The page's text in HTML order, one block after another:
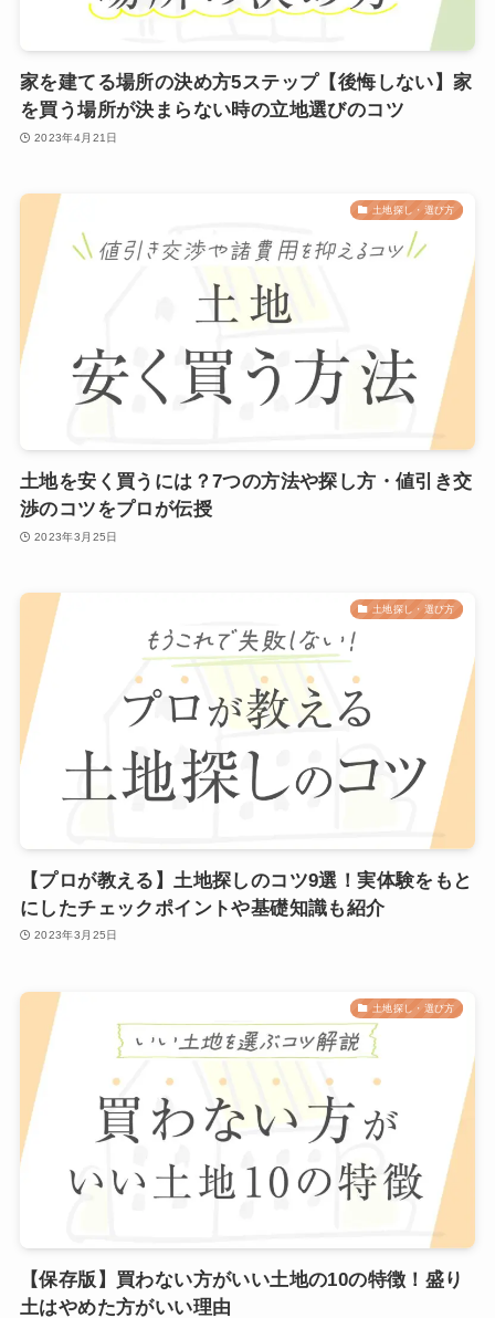
家を建てる場所の決め方5ステップ【後悔しない】家
を買う場所が決まらない時の立地選びのコツ
2023年4月21日
土地探し・選び方
土地を安く買うには？7つの方法や探し方・値引き交
渉のコツをプロが伝授
2023年3月25日
土地探し・選び方
【プロが教える】土地探しのコツ9選！実体験をもと
にしたチェックポイントや基礎知識も紹介
2023年3月25日
土地探し・選び方
【保存版】買わない方がいい土地の10の特徴！盛り
土はやめた方がいい理由